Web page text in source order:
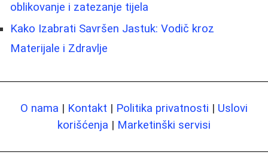
oblikovanje i zatezanje tijela
Kako Izabrati Savršen Jastuk: Vodič kroz
Materijale i Zdravlje
O nama | Kontakt | Politika privatnosti | Uslovi
korišćenja | Marketinški servisi